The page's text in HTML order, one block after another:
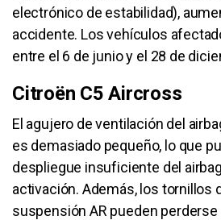
electrónico de estabilidad),
accidente. Los vehículos
entre el 6 de junio y el 28 de
Citroën C5 Aircross
El agujero de ventilación del
es demasiado pequeño, lo que
despliegue insuficiente del
activación. Además, los tornillos
suspensión AR pueden perderse